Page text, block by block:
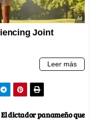
El dictador panameño que